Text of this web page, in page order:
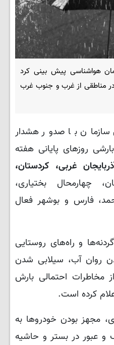
هواشناسی پیش بینی کرد
مناطقی از غرب و جنوب غرب
با صدور هشدار
روزهای پایانی هفته
غربی، کردستان،
چهارمحال بختیاری،
فارس و بوشهر فعال
و راه‌های روستایی
روان آب، سیلابی شدن
مخاطرات احتمالی بارش
کرده است.
مجهز بودن خودروها به
و عبور در بستر و حاشیه